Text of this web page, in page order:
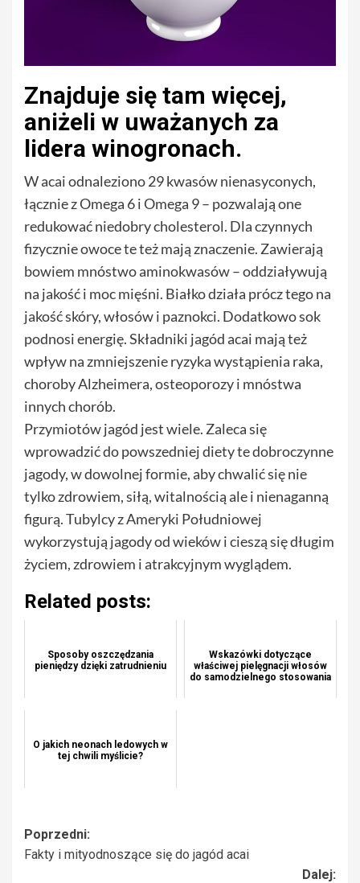
Znajduje się tam więcej,
aniżeli w uważanych za
lidera winogronach.
W acai odnaleziono 29 kwasów nienasyconych,
łącznie z Omega 6 i Omega 9 – pozwalają one
redukować niedobry cholesterol. Dla czynnych
fizycznie owoce te też mają znaczenie. Zawierają
bowiem mnóstwo aminokwasów – oddziaływują
na jakość i moc mięśni. Białko działa prócz tego na
jakość skóry, włosów i paznokci. Dodatkowo sok
podnosi energię. Składniki jagód acai mają też
wpływ na zmniejszenie ryzyka wystąpienia raka,
choroby Alzheimera, osteoporozy i mnóstwa
innych chorób.
Przymiotów jagód jest wiele. Zaleca się
wprowadzić do powszedniej diety te dobroczynne
jagody, w dowolnej formie, aby chwalić się nie
tylko zdrowiem, siłą, witalnością ale i nienaganną
figurą. Tubylcy z Ameryki Południowej
wykorzystują jagody od wieków i cieszą się długim
życiem, zdrowiem i atrakcyjnym wyglądem.
Related posts:
Sposoby oszczędzania
pieniędzy dzięki zatrudnieniu
Wskazówki dotyczące
właściwej pielęgnacji włosów
do samodzielnego stosowania
O jakich neonach ledowych w
tej chwili myślicie?
Zobacz
wpisy
Poprzedni:
Fakty i mityodnoszące się do jagód acai
Dalej: